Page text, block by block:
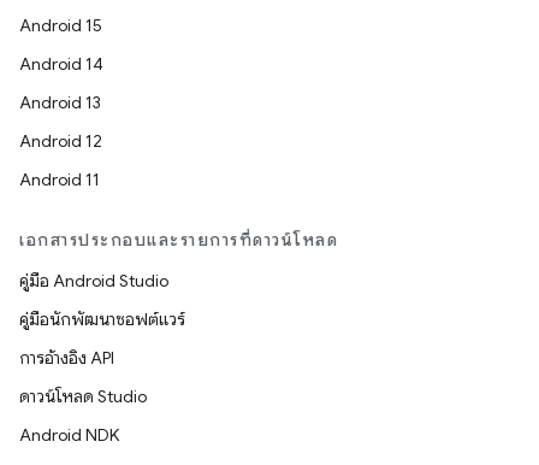
Android 15
Android 14
Android 13
Android 12
Android 11
เอกสารประกอบและรายการที่ดาวน์โหลด
คู่มือ Android Studio
คู่มือนักพัฒนาซอฟต์แวร์
การอ้างอิง API
ดาวน์โหลด Studio
Android NDK